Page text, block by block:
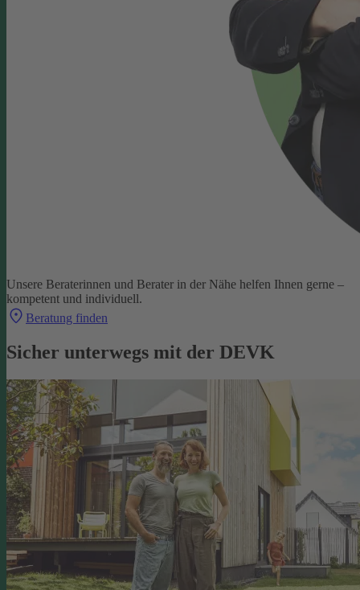
Unsere Beraterinnen und Berater in der Nähe helfen Ihnen gerne –
kompetent und individuell.
Beratung finden
Sicher unterwegs mit der DEVK